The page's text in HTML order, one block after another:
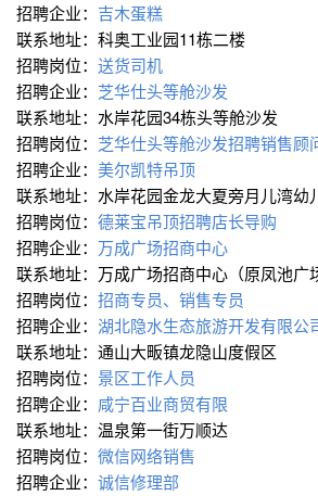
招聘企业： 吉木蛋糕
联系地址：科奥工业园11栋二楼
招聘岗位： 送货司机
招聘企业： 芝华仕头等舱沙发
联系地址：水岸花园34栋头等舱沙发
招聘岗位： 芝华仕头等舱沙发招聘销售顾
招聘企业： 美尔凯特吊顶
联系地址：水岸花园金龙大夏旁月儿湾幼
招聘岗位： 德莱宝吊顶招聘店长导购
招聘企业： 万成广场招商中心
联系地址：万成广场招商中心（原凤池广
招聘岗位： 招商专员、销售专员
招聘企业： 湖北隐水生态旅游开发有限公
联系地址：通山大畈镇龙隐山度假区
招聘岗位： 景区工作人员
招聘企业： 咸宁百业商贸有限
联系地址：温泉第一街万顺达
招聘岗位： 微信网络销售
招聘企业： 诚信修理部